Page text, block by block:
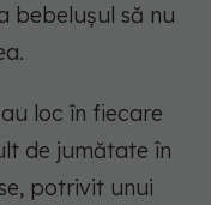
bebelușul să nu
loc în fiecare
de jumătate în
potrivit unui